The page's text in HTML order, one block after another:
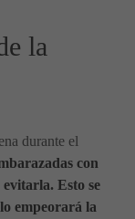
la
durante el
con
Esto se
empeorará la